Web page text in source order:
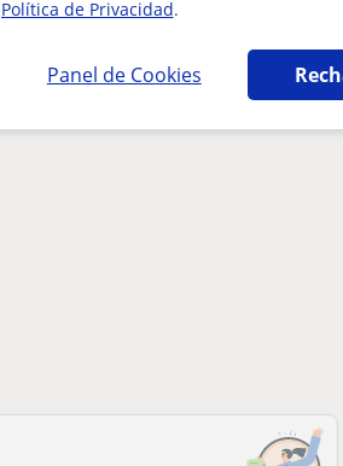
Política de Privacidad.
Panel de Cookies